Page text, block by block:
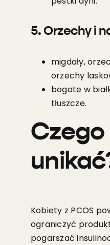
5. Orzechy i
migdały,
orzechy
bogate w
tłuszcze.
Czego
Kobiety z PCOS
ograniczyć
pogarszać